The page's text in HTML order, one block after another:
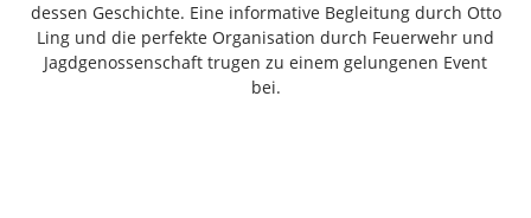
Grebenau
Grebenhain
dessen Geschichte. Eine informative Begleitung durch Otto
Ling und die perfekte Organisation durch Feuerwehr und
Jagdgenossenschaft trugen zu einem gelungenen Event
bei.